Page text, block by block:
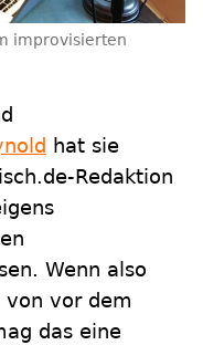
improvisierten
hat sie
Redaktion
Wenn also
von vor dem
das eine